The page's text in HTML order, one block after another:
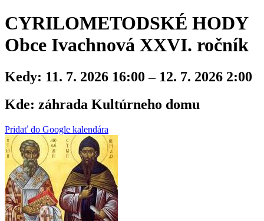
CYRILOMETODSKÉ HODY
Obce Ivachnová XXVI. ročník
Kedy: 11. 7. 2026 16:00 – 12. 7. 2026 2:00
Kde: záhrada Kultúrneho domu
Pridať do Google kalendára